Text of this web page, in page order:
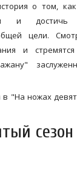
о том,
и
цели.
и
в "На ножах